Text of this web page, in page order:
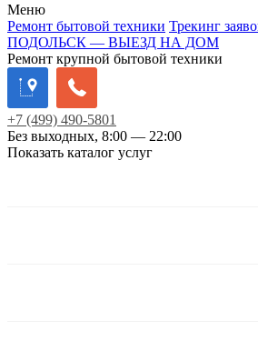
Меню
Ремонт бытовой техники Трекинг
ПОДОЛЬСК — ВЫЕЗД НА ДОМ
Ремонт крупной бытовой техники
+7 (499) 490-5801
Без выходных, 8:00 — 22:00
Показать каталог услуг